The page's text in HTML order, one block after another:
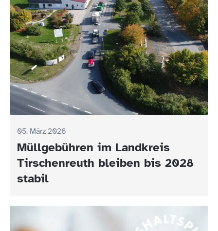
05. März 2026
Müllgebühren im Landkreis
Tirschenreuth bleiben bis 2028
stabil